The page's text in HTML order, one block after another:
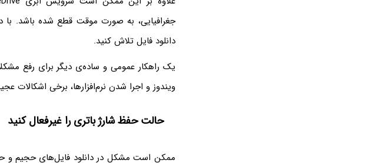
جغرافیایی، به صورت موقت قطع شده باشد. با
دانلود فایل تلاش کنید.
یک راهکار عمومی و ساده‌ی دیگر برای رفع
ویندوز و اجرا شدن نرم‌افزارها، برخی
حالت حفظ شارژ باتری را غیرفعال کنید